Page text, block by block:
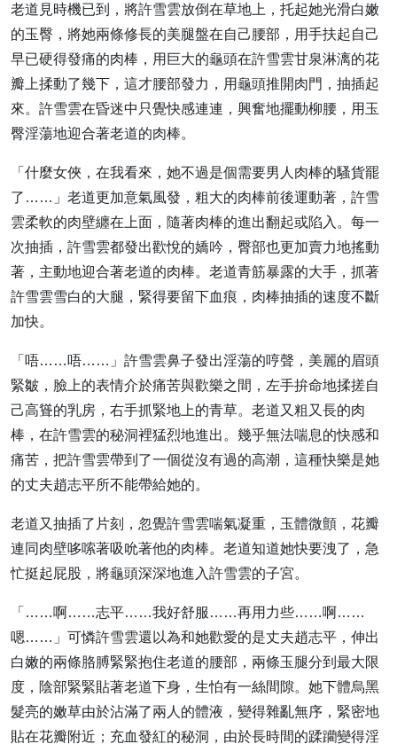
老道見時機已到，將許雪雲放倒在草地上，托起她光滑白嫩
的玉臀，將她兩條修長的美腿盤在自己腰部，用手扶起自己
早已硬得發痛的肉棒，用巨大的龜頭在許雪雲甘泉淋漓的花
瓣上揉動了幾下，這才腰部發力，用龜頭推開肉門，抽插起
來。許雪雲在昏迷中只覺快感連連，興奮地擺動柳腰，用玉
臀淫蕩地迎合著老道的肉棒。
「什麼女俠，在我看來，她不過是個需要男人肉棒的騷貨罷
了……」老道更加意氣風發，粗大的肉棒前後運動著，許雪
雲柔軟的肉壁纏在上面，隨著肉棒的進出翻起或陷入。每一
次抽插，許雪雲都發出歡悅的嬌吟，臀部也更加賣力地搖動
著，主動地迎合著老道的肉棒。老道青筋暴露的大手，抓著
許雪雲雪白的大腿，緊得要留下血痕，肉棒抽插的速度不斷
加快。
「唔……唔……」許雪雲鼻子發出淫蕩的哼聲，美麗的眉頭
緊皺，臉上的表情介於痛苦與歡樂之間，左手拚命地揉搓自
己高聳的乳房，右手抓緊地上的青草。老道又粗又長的肉
棒，在許雪雲的秘洞裡猛烈地進出。幾乎無法喘息的快感和
痛苦，把許雪雲帶到了一個從沒有過的高潮，這種快樂是她
的丈夫趙志平所不能帶給她的。
老道又抽插了片刻，忽覺許雪雲喘氣凝重，玉體微顫，花瓣
連同肉壁哆嗦著吸吮著他的肉棒。老道知道她快要洩了，急
忙挺起屁股，將龜頭深深地進入許雪雲的子宮。
「……啊……志平……我好舒服……再用力些……啊……
嗯……」可憐許雪雲還以為和她歡愛的是丈夫趙志平，伸出
白嫩的兩條胳膊緊緊抱住老道的腰部，兩條玉腿分到最大限
度，陰部緊緊貼著老道下身，生怕有一絲間隙。她下體烏黑
髮亮的嫩草由於沾滿了兩人的體液，變得雜亂無序，緊密地
貼在花瓣附近；充血發紅的秘洞，由於長時間的蹂躪變得淫